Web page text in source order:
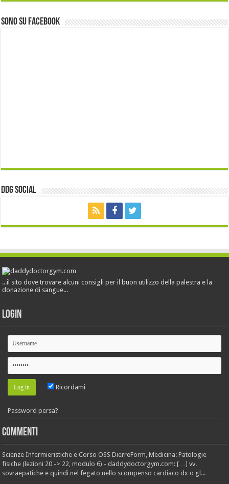
Sono su Facebook
ddg Social
...il sito dove trovare alcuni consigli per il buon utilizzo della palestra e la
donazione di sangue...
Login
Ricordami
Password persa?
Commenti
Scienze Infermieristiche e Corso OSS DierreForm, Medicina: Patologie
fisiche (lezioni 20 -> 22, modulo 6) - daddydoctorgym.com: […] vv.
sovraepatiche e quindi nel fegato nello scompenso cardiaco dx o gl...